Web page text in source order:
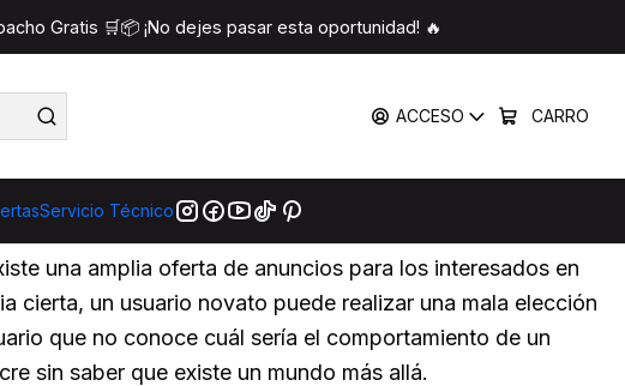
ACCESO CARRO
Servicio Técnico
Gratis 🛒📦 ¡No dejes pasar esta oportunidad! 🔥
una amplia oferta de anuncios para los interesados en
cierta, un usuario novato puede realizar una mala elección
que no conoce cuál sería el comportamiento de un
sin saber que existe un mundo más allá.